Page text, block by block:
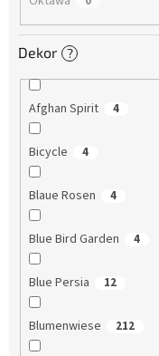
Dekor ?
Afghan Spirit 4
Bicycle 4
Blaue Rosen 4
Blue Bird Garden 4
Blue Persia 12
Blumenwiese 212